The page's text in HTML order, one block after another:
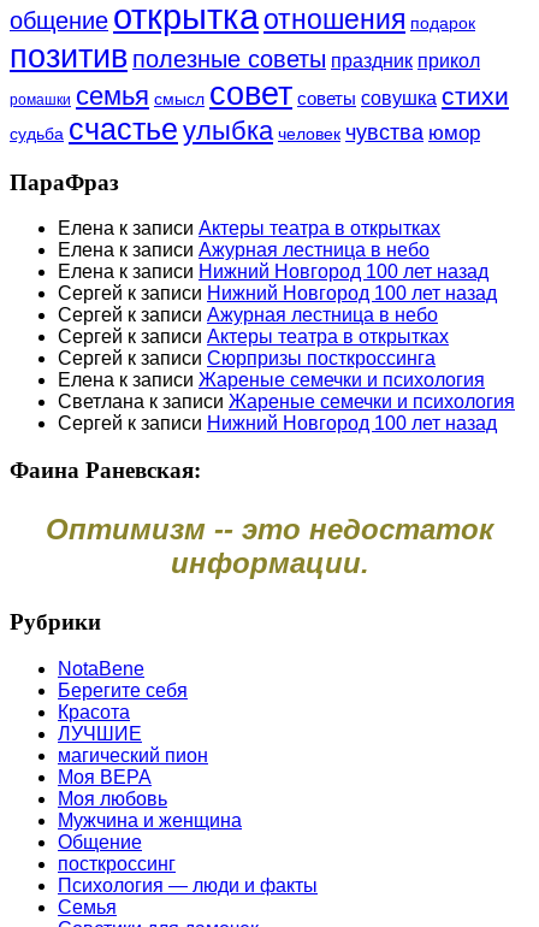
общение открыткаотношения подарок
позитив полезные советы праздник прикол
ромашки семья смысл совет советы совушка стихи
судьба счастье улыбка человек чувства юмор
ПараФраз
Елена к записи Актеры театра в открытках
Елена к записи Ажурная лестница в небо
Елена к записи Нижний Новгород 100 лет назад
Сергей к записи Нижний Новгород 100 лет назад
Сергей к записи Ажурная лестница в небо
Сергей к записи Актеры театра в открытках
Сергей к записи Сюрпризы посткроссинга
Елена к записи Жареные семечки и психология
Светлана к записи Жареные семечки и психология
Сергей к записи Нижний Новгород 100 лет назад
Фаина Раневская:
Оптимизм -- это недостаток
информации.
Рубрики
NotaBene
Берегите себя
Красота
ЛУЧШИЕ
магический пион
Моя ВЕРА
Моя любовь
Мужчина и женщина
Общение
посткроссинг
Психология — люди и факты
Семья